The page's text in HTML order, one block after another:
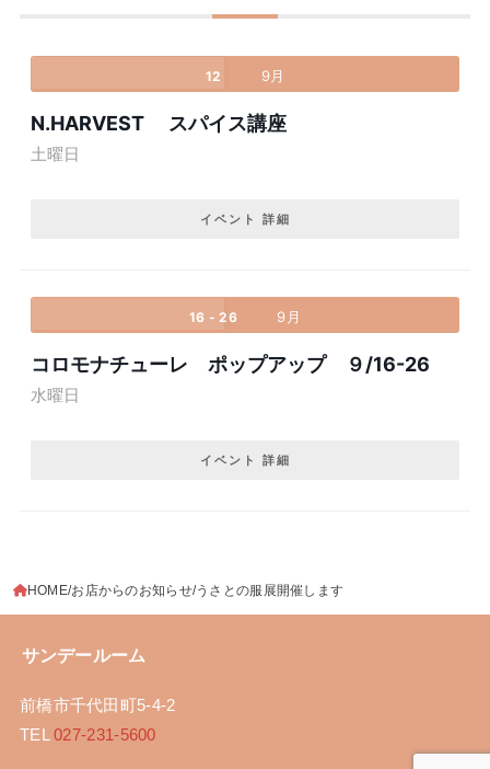
12 9月
N.HARVEST スパイス講座
土曜日
イベント 詳細
16 - 26 9月
コロモナチューレ ポップアップ ９/16-26
水曜日
イベント 詳細
HOME お店からのお知らせ うさとの服展開催します
サンデールーム
前橋市千代田町5-4-2
TEL027-231-5600